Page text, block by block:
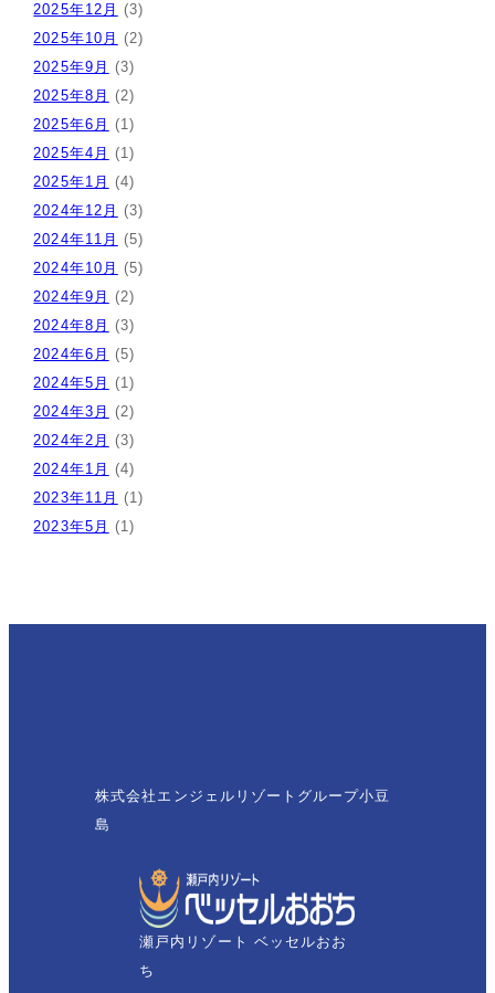
2025年12月 (3)
2025年10月 (2)
2025年9月 (3)
2025年8月 (2)
2025年6月 (1)
2025年4月 (1)
2025年1月 (4)
2024年12月 (3)
2024年11月 (5)
2024年10月 (5)
2024年9月 (2)
2024年8月 (3)
2024年6月 (5)
2024年5月 (1)
2024年3月 (2)
2024年2月 (3)
2024年1月 (4)
2023年11月 (1)
2023年5月 (1)
株式会社エンジェルリゾートグループ小豆
島
瀬戸内リゾート ベッセルおお
ち